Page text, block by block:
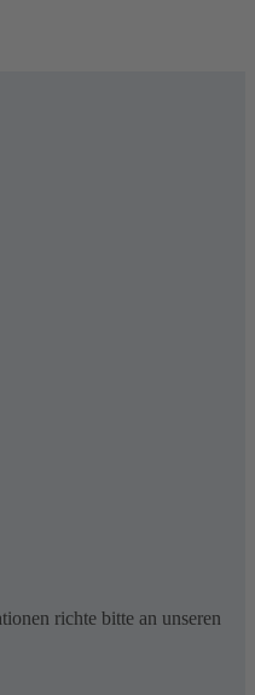
richte bitte an unseren